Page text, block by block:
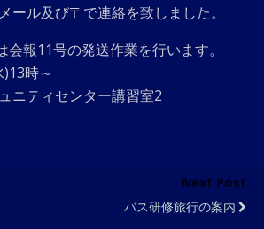
ール及び〒で連絡を致しました。
会報11号の発送作業を行います。
時～
ティセンター講習室2
Next Post
バス研修旅行の案内